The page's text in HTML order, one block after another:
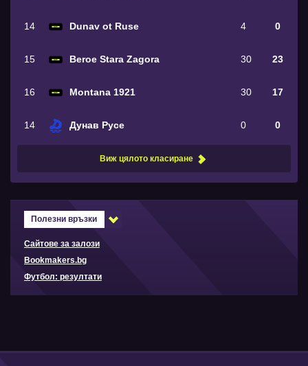
14 Dunav ot Ruse 4 0
15 Beroe Stara Zagora 30 23
16 Montana 1921 30 17
14 Дунав Русе 0 0
Виж цялото класиране
Полезни връзки
Сайтове за залози
Bookmakers.bg
Футбол: резултати